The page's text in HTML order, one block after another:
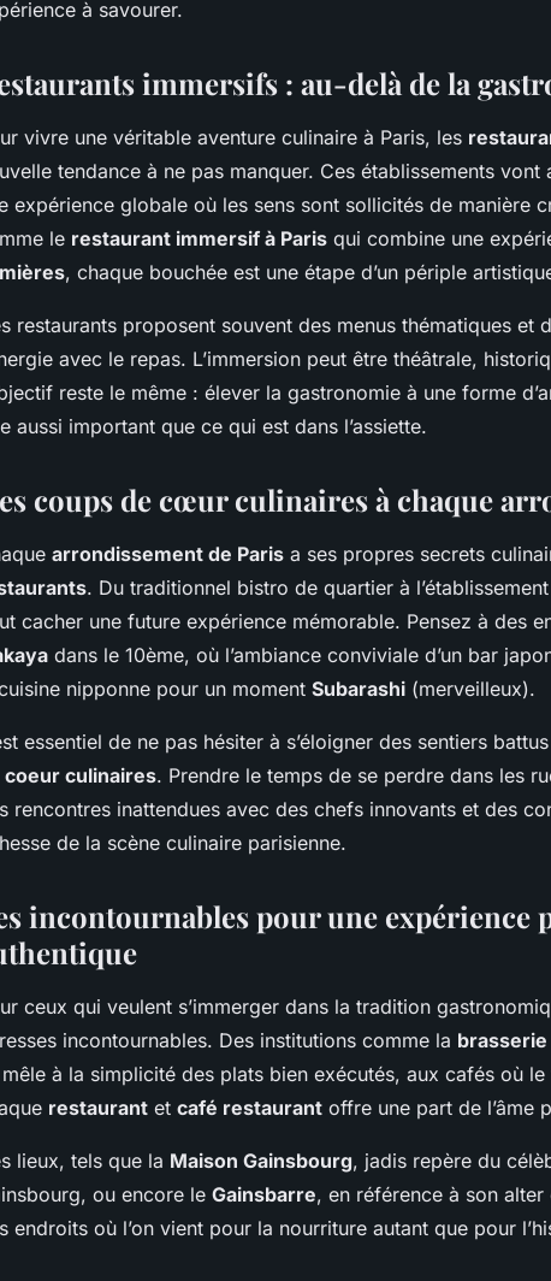
à savourer.
immersifs : au-delà de la
vivre une véritable aventure culinaire à Paris, les
tendance à ne pas manquer. Ces établissements
expérience globale où les sens sont sollicités de manière
le restaurant immersif à Paris qui combine une
, chaque bouchée est une étape d’un périple
restaurants proposent souvent des menus thématiques et
avec le repas. L’immersion peut être théâtrale,
reste le même : élever la gastronomie à une forme
aussi important que ce qui est dans l’assiette.
coups de cœur culinaires à chaque
arrondissement de Paris a ses propres secrets
. Du traditionnel bistro de quartier à
cacher une future expérience mémorable. Pensez à des
dans le 10ème, où l’ambiance conviviale d’un bar
nipponne pour un moment Subarashi (merveilleux).
essentiel de ne pas hésiter à s’éloigner des sentiers
coeur culinaires. Prendre le temps de se perdre dans les
rencontres inattendues avec des chefs innovants et des
de la scène culinaire parisienne.
incontournables pour une expérience
ceux qui veulent s’immerger dans la tradition
incontournables. Des institutions comme la
à la simplicité des plats bien exécutés, aux cafés où le
restaurant et café restaurant offre une part de l’âme
lieux, tels que la Maison Gainsbourg, jadis repère du
ou encore le Gainsbarre, en référence à son
endroits où l’on vient pour la nourriture autant que pour